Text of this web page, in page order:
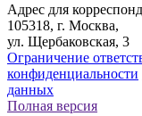
Адрес для
105318, г. Москва,
ул. Щербаковская, 3
Ограничение
конфиденциальности
данных
Полная версия